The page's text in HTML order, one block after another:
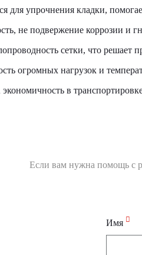
для упрочнения кладки,
не подвержение коррозии и
сетки, что решает
огромных нагрузок и
в
Если вам нужна помощь с
Имя